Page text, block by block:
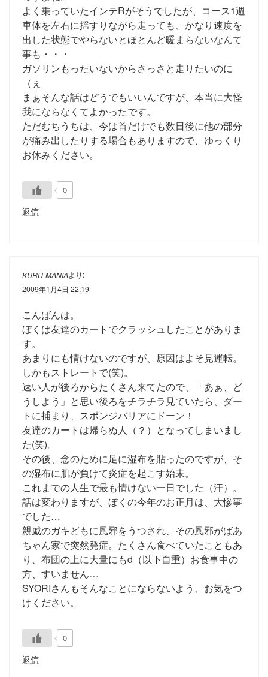
よく乗っていたインテRがそうでしたが、コース1週
車体を左右に揺すりながら走っても、かなり速度を
出した状態でやらないとほとんど暖まらないなんて
事も・・・
ガソリンもったいないからさっさと走りたいのに
（ぇ
まぁそんな話はどうでもいいんですが、本当に大怪
我にならなくてよかったです。
ただむちうちは、今は首だけでも数日後に他の部分
が痛み出したりする場合もありますので、ゆっくり
お休みください。
0
返信
KURU-MANIAより:
2009年1月4日 22:19
こんばんは。
ぼくは友達のカートでクラッシュしたことがありま
す。
あまりにも情けないのですが、原因はよそ見運転。
しかもストレートで(笑)。
速い人が後ろからたくさん来てたので、「あぁ、ど
うしよう」と思い後ろをチラチラ見ていたら、ダー
トに捕まり、スポンジバリアにドーン！
友達のカートは帰らぬ人（？）となってしまいまし
た(笑)。
その後、念のために足に湿布を貼ったのですが、そ
の湿布に肌が負けて炎症を起こす始末。
これまでの人生で最も情けない一日でした（汗）。
話は変わりますが、ぼくの今年のお正月は、大惨事
でした…
親戚のガキどもに風邪をうつされ、その風邪がばあ
ちゃん家で突然発症。たくさん食べていたこともあ
り、布団の上に大量にもd（以下自重）お食事中の
方、すいません…
SYORIさんもそんなことにならないよう、お気をつ
けください。
0
返信